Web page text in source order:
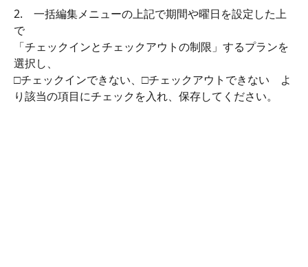
2.　一括編集メニューの上記で期間や曜日を設定した上
で
「チェックインとチェックアウトの制限」するプランを
選択し、
□チェックインできない、□チェックアウトできない　よ
り該当の項目にチェックを入れ、保存してください。